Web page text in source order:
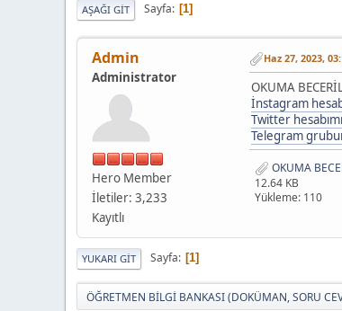
AŞAĞI GIT Sayfa 1
Admin
Administrator
Hero Member
İletiler: 3,233
Kayıtlı
Haz 27, 2023,
OKUMA
İnstagram
Twitter
Telegram
OKUMA
12.64 KB
Yükleme: 110
YUKARI GIT Sayfa 1
ÖĞRETMEN BİLGİ BANKASI (DOKÜMAN, SORU